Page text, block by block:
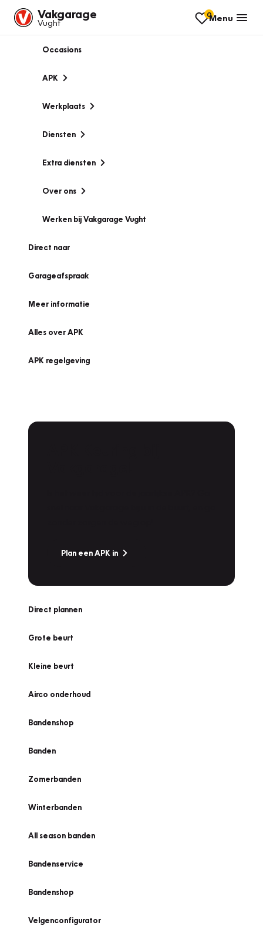
Vakgarage
Vught
0Menu
Occasions
APK
Werkplaats
Diensten
Extra diensten
Over ons
Werken bij Vakgarage Vught
Direct naar
Garageafspraak
Meer informatie
Alles over APK
APK regelgeving
Plan een APK in
Direct plannen
Grote beurt
Kleine beurt
Airco onderhoud
Bandenshop
Banden
Zomerbanden
Winterbanden
All season banden
Bandenservice
Bandenshop
Velgenconfigurator